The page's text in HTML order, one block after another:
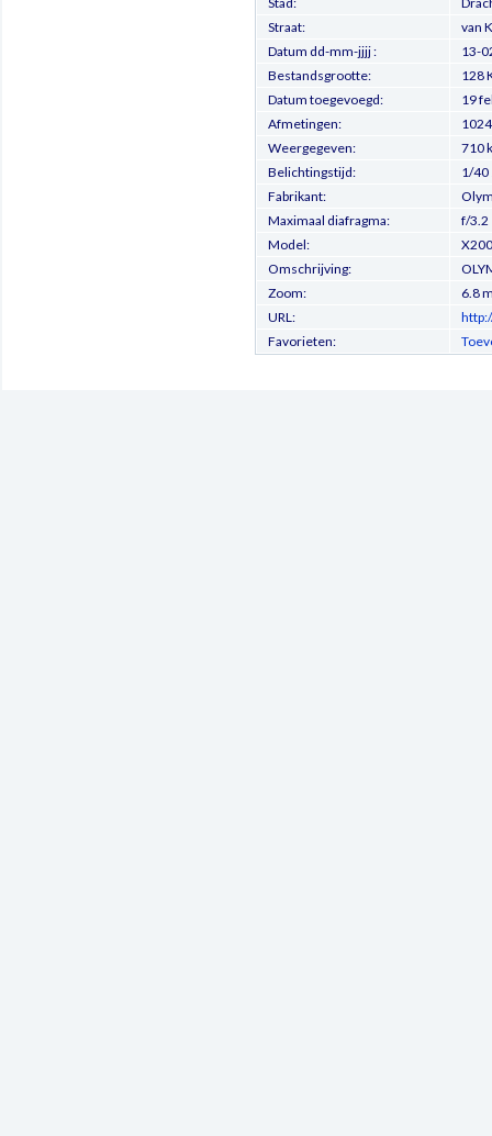
Straat:
van
Datum dd-mm-jjjj :
13-
Bestandsgrootte:
128
Datum toegevoegd:
19
Afmetingen:
Weergegeven:
710
Belichtingstijd:
1/40
Fabrikant:
Maximaal diafragma:
f/3.2
Model:
Omschrijving:
Zoom:
6.8
URL:
Favorieten: